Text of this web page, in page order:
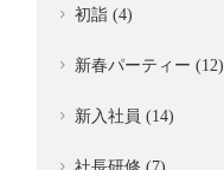
初詣 (4)
新春パーティー (12)
新入社員 (14)